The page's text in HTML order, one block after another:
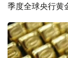
季度全球央行黄